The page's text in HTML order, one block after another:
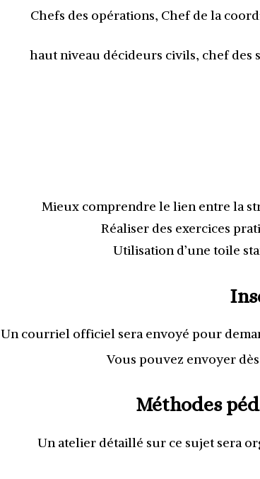
Chefs des opérations, Chef de la
haut niveau décideurs civils, chef des
Mieux comprendre le lien entre la
Réaliser des exercices
Utilisation d’une toile
Un courriel officiel sera envoyé pour
Vous pouvez envoyer
Méthodes
Un atelier détaillé sur ce sujet sera